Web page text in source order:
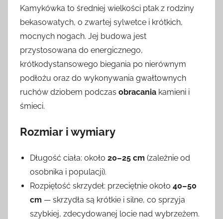
Kamykówka to średniej wielkości ptak z rodziny
bekasowatych, o zwartej sylwetce i krótkich,
mocnych nogach. Jej budowa jest
przystosowana do energicznego,
krótkodystansowego biegania po nierównym
podłożu oraz do wykonywania gwałtownych
ruchów dziobem podczas obracania kamieni i
śmieci.
Rozmiar i wymiary
Długość ciała: około 20–25 cm (zależnie od
osobnika i populacji).
Rozpiętość skrzydeł: przeciętnie około 40–50
cm — skrzydła są krótkie i silne, co sprzyja
szybkiej, zdecydowanej locie nad wybrzeżem.